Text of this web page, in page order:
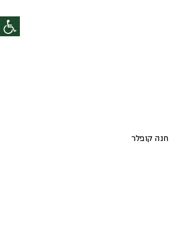
חנה קופלר